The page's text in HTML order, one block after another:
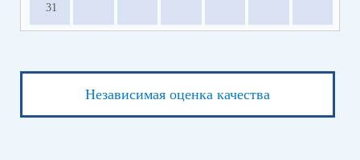
31
Независимая оценка качества